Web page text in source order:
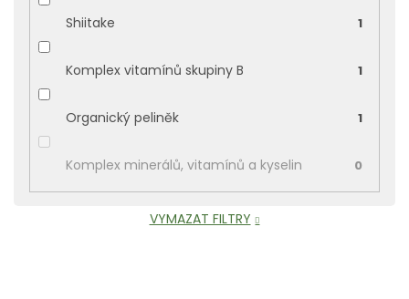
Shiitake 1
Komplex vitamínů skupiny B 1
Organický peliněk 1
Komplex minerálů, vitamínů a kyselin 0
VYMAZAT FILTRY